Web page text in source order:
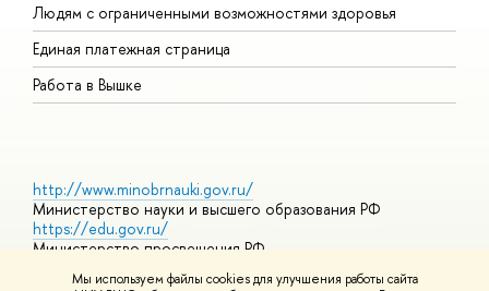
Мы используем файлы cookies для улучшения работы сайта
Людям с ограниченными возможностями здоровья
Единая платежная страница
Работа в Вышке
http://www.minobrnauki.gov.ru/
Министерство науки и высшего образования РФ
https://edu.gov.ru/
Министерство просвещения РФ